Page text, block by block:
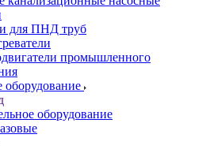
для ПНД труб
промышленного
оборудование
оборудование